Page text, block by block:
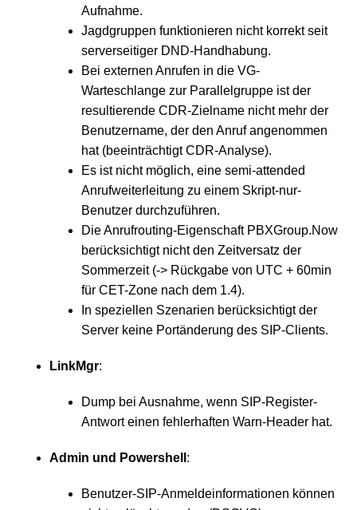
Aufnahme.
Jagdgruppen funktionieren nicht korrekt seit
serverseitiger DND-Handhabung.
Bei externen Anrufen in die VG-
Warteschlange zur Parallelgruppe ist der
resultierende CDR-Zielname nicht mehr der
Benutzername, der den Anruf angenommen
hat (beeinträchtigt CDR-Analyse).
Es ist nicht möglich, eine semi-attended
Anrufweiterleitung zu einem Skript-nur-
Benutzer durchzuführen.
Die Anrufrouting-Eigenschaft PBXGroup.Now
berücksichtigt nicht den Zeitversatz der
Sommerzeit (-> Rückgabe von UTC + 60min
für CET-Zone nach dem 1.4).
In speziellen Szenarien berücksichtigt der
Server keine Portänderung des SIP-Clients.
LinkMgr:
Dump bei Ausnahme, wenn SIP-Register-
Antwort einen fehlerhaften Warn-Header hat.
Admin und Powershell :
Benutzer-SIP-Anmeldeinformationen können